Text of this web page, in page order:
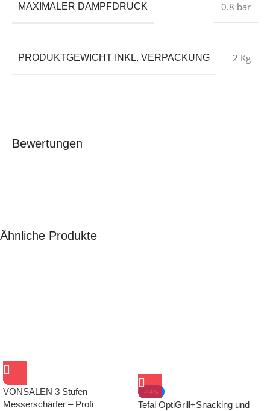
MAXIMALER DAMPFDRUCK 0.8 bar
PRODUKTGEWICHT INKL. VERPACKUNG 2 Kg
Bewertungen
Ähnliche Produkte
VONSALEN 3 Stufen
Messerschärfer – Profi
-14%
Tefal OptiGrill+Snacking und